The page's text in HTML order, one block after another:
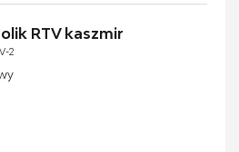
RTV kaszmir
2